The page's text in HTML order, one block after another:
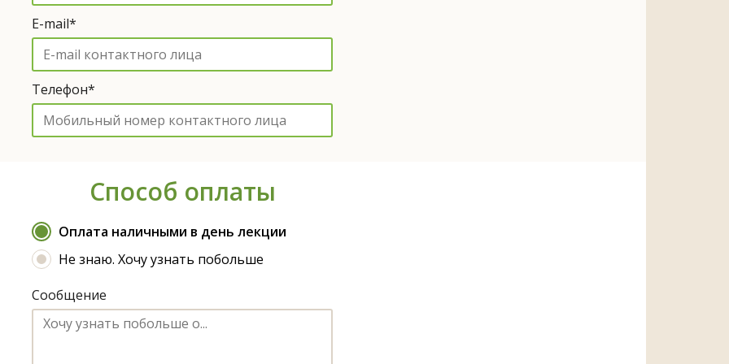
E-mail*
Телефон*
Способ оплаты
Оплата наличными в день лекции
Не знаю. Хочу узнать побольше
Сообщение